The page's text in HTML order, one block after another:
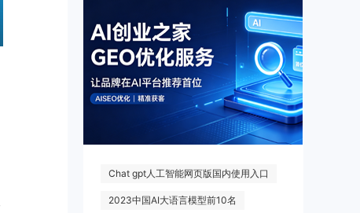
Chat gpt人工智能网页版国内使用入口
2023中国AI大语言模型前10名